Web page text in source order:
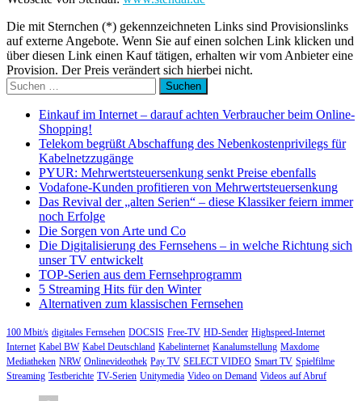
Die mit Sternchen (*) gekennzeichneten Links sind Provisionslinks
auf externe Angebote. Wenn Sie auf einen solchen Link klicken und
über diesen Link einen Kauf tätigen, erhalten wir vom Anbieter eine
Provision. Der Preis verändert sich hierbei nicht.
Suchen
nach:
Einkauf im Internet – darauf achten Verbraucher beim Online-
Shopping!
Telekom begrüßt Abschaffung des Nebenkostenprivilegs für
Kabelnetzzugänge
PYUR: Mehrwertsteuersenkung senkt Preise ebenfalls
Vodafone-Kunden profitieren von Mehrwertsteuersenkung
Das Revival der „alten Serien“ – diese Klassiker feiern immer
noch Erfolge
Die Sorgen von Arte und Co
Die Digitalisierung des Fernsehens – in welche Richtung sich
unser TV entwickelt
TOP-Serien aus dem Fernsehprogramm
5 Streaming Hits für den Winter
Alternativen zum klassischen Fernsehen
100 Mbit/s digitales Fernsehen DOCSIS Free-TV HD-Sender Highspeed-Internet
Internet Kabel BW Kabel Deutschland Kabelinternet Kanalumstellung Maxdome
Mediatheken NRW Onlinevideothek Pay TV SELECT VIDEO Smart TV Spielfilme
Streaming Testberichte TV-Serien Unitymedia Video on Demand Videos auf Abruf